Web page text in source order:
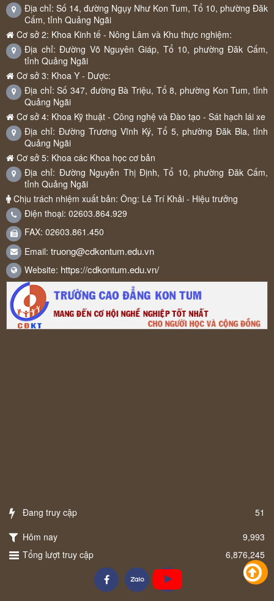
Địa chỉ: Số 14, đường Ngụy Như Kon Tum, Tổ 10, phường Đăk
Cấm, tỉnh Quảng Ngãi
Cơ sở 2: Khoa Kinh tế - Nông Lâm và Khu thực nghiệm:
Địa chỉ: Đường Võ Nguyên Giáp, Tổ 10, phường Đăk Cấm,
tỉnh Quảng Ngãi
Cơ sở 3: Khoa Y - Dược:
Địa chỉ: Số 347, đường Bà Triệu, Tổ 8, phường Kon Tum, tỉnh
Quảng Ngãi
Cơ sở 4: Khoa Kỹ thuật - Công nghệ và Đào tạo - Sát hạch lái xe
Địa chỉ: Đường Trương Vĩnh Ký, Tổ 5, phường Đăk Bla, tỉnh
Quảng Ngãi
Cơ sở 5: Khoa các Khoa học cơ bản
Địa chỉ: Đường Nguyễn Thị Định, Tổ 10, phường Đăk Cấm,
tỉnh Quảng Ngãi
Chịu trách nhiệm xuất bản: Ông: Lê Trí Khải - Hiệu trưởng
Điện thoại: 02603.864.929
FAX: 02603.861.450
Email: truong@cdkontum.edu.vn
Website: https://cdkontum.edu.vn/
Đang truy cập
51
Hôm nay
9,993
Tổng lượt truy cập
6,876,245